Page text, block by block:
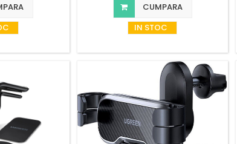
CUMPARA
IN STOC